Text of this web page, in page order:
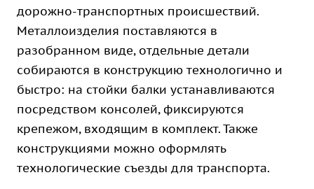
дорожно-транспортных происшествий.
Металлоизделия поставляются в
разобранном виде, отдельные детали
собираются в конструкцию технологично и
быстро: на стойки балки устанавливаются
посредством консолей, фиксируются
крепежом, входящим в комплект. Также
конструкциями можно оформлять
технологические съезды для транспорта.